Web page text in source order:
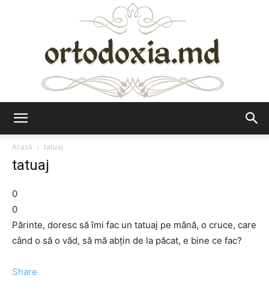
Acasă
tatuaj
tatuaj
0
0
Părinte, doresc să îmi fac un tatuaj pe mână, o cruce, care
când o să o văd, să mă abţin de la păcat, e bine ce fac?
Share